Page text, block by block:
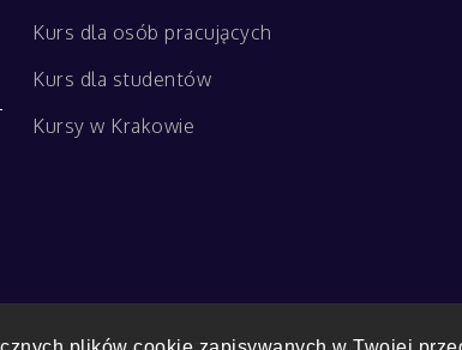
Kurs dla osób pracujących
Kurs dla studentów
Kursy w Krakowie